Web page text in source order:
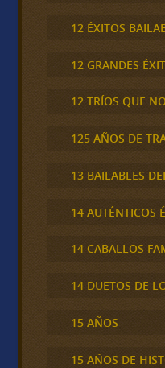
12 ÉXITOS
12 GRANDES
12 TRÍOS QUE
125 AÑOS DE
13 BAILABLES
14 AUTÉNTICOS
14 CABALLOS
14 DUETOS DE
15 AÑOS
15 AÑOS DE